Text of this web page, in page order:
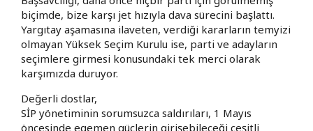
biçimde, bize karşı jet hızıyla dava sürecini başlattı.
Yargıtay aşamasına ilaveten, verdiği kararların temyizi
olmayan Yüksek Seçim Kurulu ise, parti ve adayların
seçimlere girmesi konusundaki tek merci olarak
karşımızda duruyor.
Değerli dostlar,
SİP yönetiminin sorumsuzca saldırıları, 1 Mayıs
öncesinde egemen güçlerin girişebileceği çeşitli